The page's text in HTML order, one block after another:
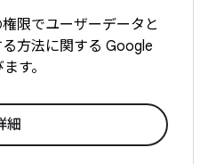
限でユーザーデータと
方法に関する Google
す。
細